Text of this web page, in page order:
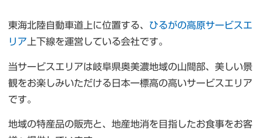
東海北陸自動車道上に位置する、 ひるがの高原サービスエ
リア 上下線を運営している会社です。
当サービスエリアは岐阜県奥美濃地域の山間部、美しい景
観をお楽しみいただける日本一標高の高いサービスエリア
です。
地域の特産品の販売と、地産地消を目指したお食事をお客